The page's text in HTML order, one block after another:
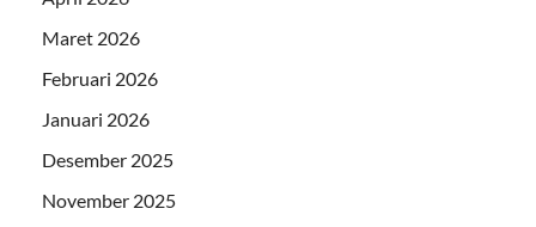
Maret 2026
Februari 2026
Januari 2026
Desember 2025
November 2025